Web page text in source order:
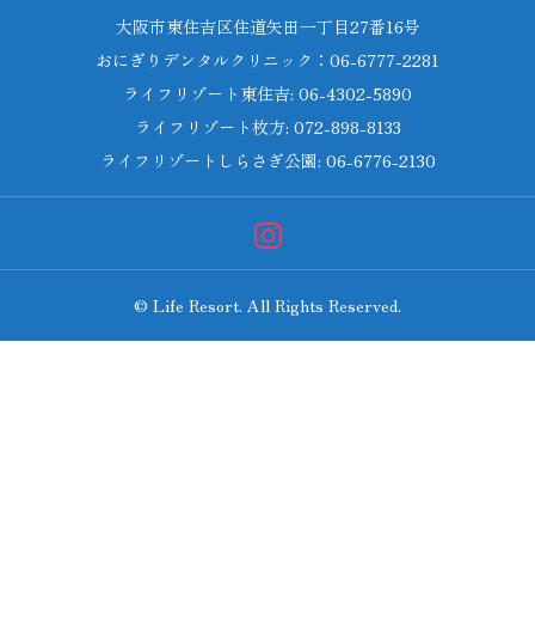
大阪市東住吉区住道矢田一丁目27番16号
おにぎりデンタルクリニック：06-6777-2281
ライフリゾート東住吉: 06-4302-5890
ライフリゾート枚方: 072-898-8133
ライフリゾートしらさぎ公園: 06-6776-2130
© Life Resort. All Rights Reserved.